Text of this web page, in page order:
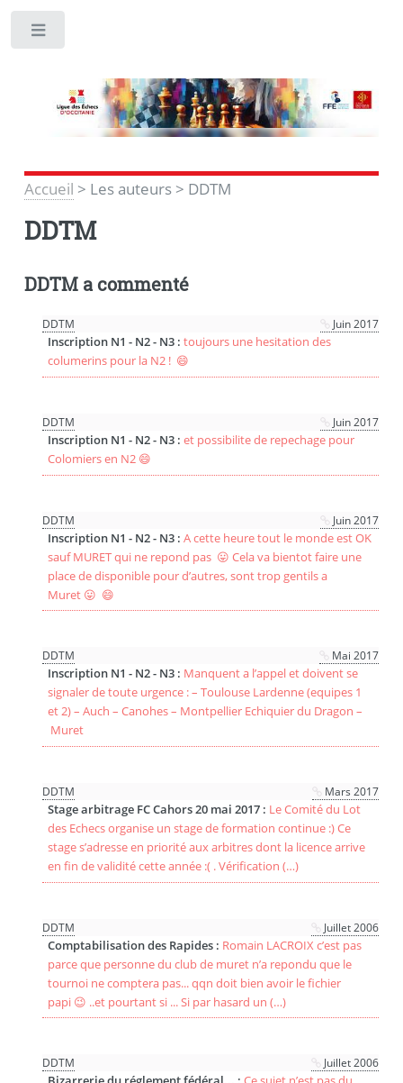
Accueil > Les auteurs> DDTM
DDTM
DDTM a commenté
DDTM Juin 2017
Inscription N1 - N2 - N3 :toujours une hesitation des
columerins pour la N2 ! 😄
DDTM Juin 2017
Inscription N1 - N2 - N3 :et possibilite de repechage pour
Colomiers en N2 😄
DDTM Juin 2017
Inscription N1 - N2 - N3 :A cette heure tout le monde est OK
sauf MURET qui ne repond pas 😛 Cela va bientot faire une
place de disponible pour d’autres, sont trop gentils a
Muret 😛 😄
DDTM Mai 2017
Inscription N1 - N2 - N3 : Manquent a l’appel et doivent se
signaler de toute urgence : – Toulouse Lardenne (equipes 1
et 2) – Auch – Canohes – Montpellier Echiquier du Dragon –
Muret
DDTM Mars 2017
Stage arbitrage FC Cahors 20 mai 2017 : Le Comité du Lot
des Echecs organise un stage de formation continue :) Ce
stage s’adresse en priorité aux arbitres dont la licence arrive
en fin de validité cette année :( . Vérification (…)
DDTM Juillet 2006
Comptabilisation des Rapides : Romain LACROIX c’est pas
parce que personne du club de muret n’a repondu que le
tournoi ne comptera pas... qqn doit bien avoir le fichier
papi 😉 ..et pourtant si ... Si par hasard un (…)
DDTM Juillet 2006